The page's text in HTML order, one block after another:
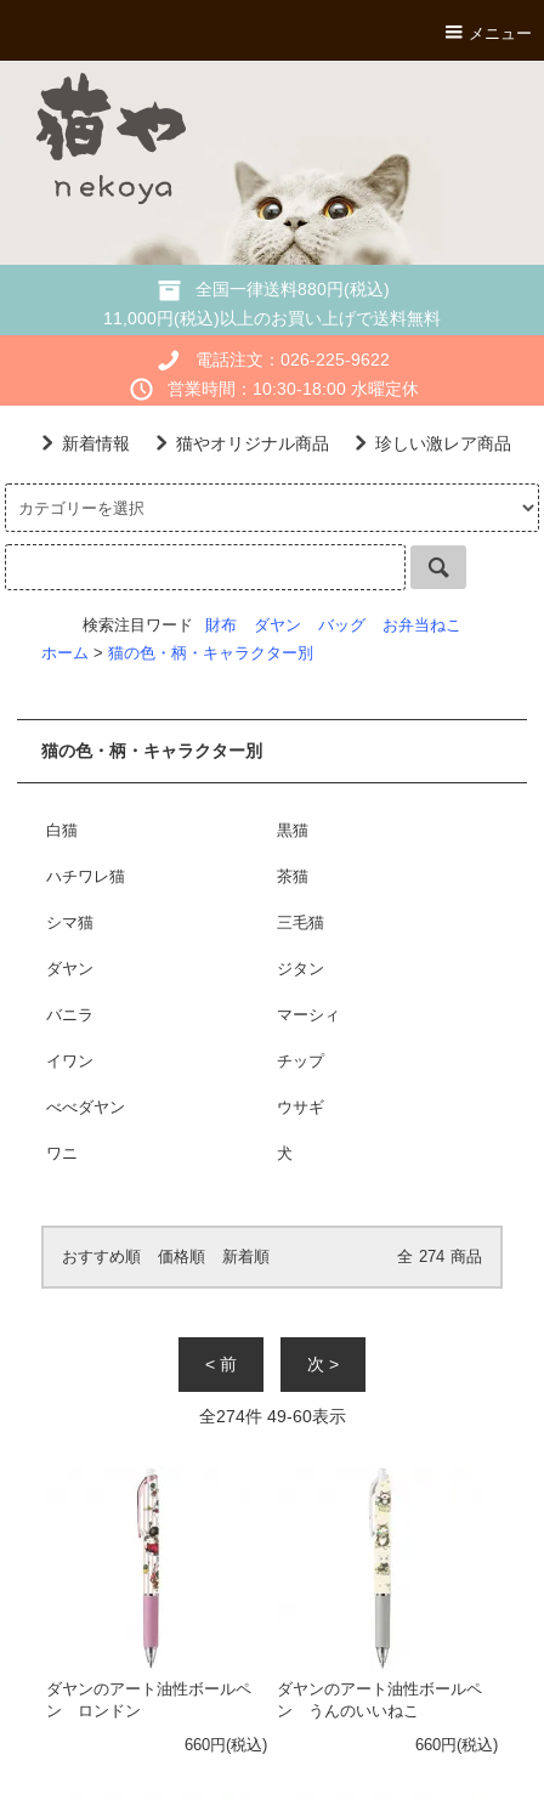
メニュー
全国一律送料880円(税込)
11,000円(税込)以上のお買い上げで送料無料
電話注文：026-225-9622
営業時間：10:30-18:00 水曜定休
新着情報 猫やオリジナル商品 珍しい激レア商品
検索注目ワード 財布 ダヤン バッグ
お弁当ねこ
ホーム > 猫の色・柄・キャラクター別
猫の色・柄・キャラクター別
白猫 黒猫
ハチワレ猫 茶猫
シマ猫 三毛猫
ダヤン ジタン
バニラ マーシィ
イワン チップ
べべダヤン ウサギ
ワニ 犬
おすすめ順 価格順 新着順 全 274 商品
< 前 次 >
全274件 49-60表示
ダヤンのアート油性ボールペ
ン ロンドン
660円(税込)
ダヤンのアート油性ボールペ
ン うんのいいねこ
660円(税込)